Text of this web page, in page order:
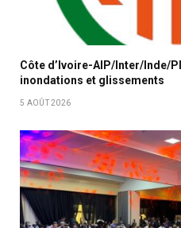
Côte d’Ivoire-AIP/Inter/Inde/
inondations et glissements
5 AOÛT 2026